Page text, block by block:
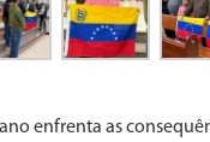
enfrenta as